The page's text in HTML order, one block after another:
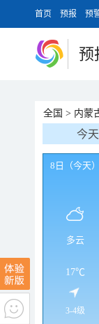
首页 预报 预
预
全国 > 内蒙
今天
8日（今天）
多云
17℃
3-4级